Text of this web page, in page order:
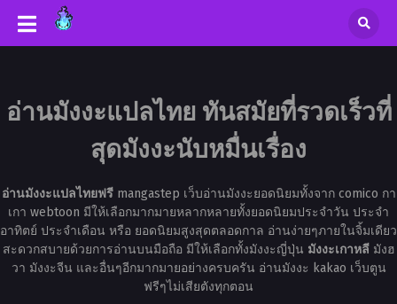
อ่านมังงะแปลไทย ทันสมัยที่รวดเร็วที่
สุดมังงะนับหมื่นเรื่อง
อ่านมังงะแปลไทยฟรีmangastep เว็บอ่านมังงะยอดนิยมทั้งจาก comico กา
เกา webtoon มีให้เลือกมากมายหลากหลายทั้งยอดนิยมประจำวัน ประจำ
อาทิตย์ ประจำเดือน หรือ ยอดนิยมสูงสุดตลอดกาล อ่านง่ายๆภายในจิ้มเดียว
สะดวกสบายด้วยการอ่านบนมือถือ มีให้เลือกทั้งมังงะญี่ปุ่น มังงะเกาหลีมังฮ
วา มังงะจีน และอื่นๆอีกมากมายอย่างครบครัน อ่านมังงะ kakao เว็บตูน
ฟรีๆไม่เสียตังทุกตอน